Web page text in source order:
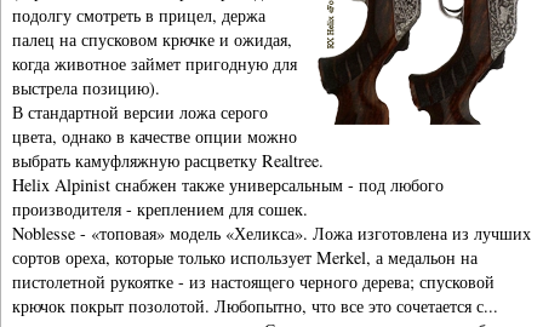
подолгу смотреть в прицел, держа
палец на спусковом крючке и ожидая,
когда животное займет пригодную для
выстрела позицию).
В стандартной версии ложа серого
цвета, однако в качестве опции можно
выбрать камуфляжную расцветку Realtree.
Helix Alpinist снабжен также универсальным - под любого
производителя - креплением для сошек.
Noblesse - «топовая» модель «Хеликса». Ложа изготовлена из лучших
сортов ореха, которые только использует Merkel, а медальон на
пистолетной рукоятке - из настоящего черного дерева; спусковой
крючок покрыт позолотой. Любопытно, что все это сочетается с...